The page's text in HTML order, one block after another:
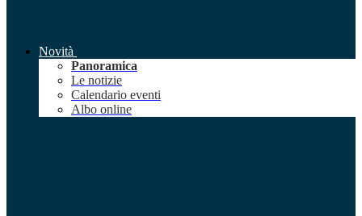
Novità
Panoramica
Le notizie
Calendario eventi
Albo online